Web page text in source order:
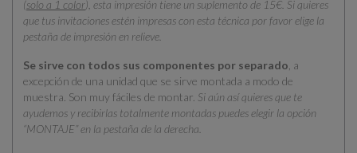
(solo a 1 color), esta impresión tiene un suplemento de 15€. Si quieres
que tus invitaciones estén impresas con esta técnica por favor elige la
pestaña de impresión en relieve.
Se sirve con todos sus componentes por separado , a
excepción de una unidad que se sirve montada a modo de
muestra. Son muy fáciles de montar. Si aún así quieres que te
ayudemos y recibirlas totalmente montadas puedes elegir la opción
“MONTAJE” en la pestaña de la derecha.